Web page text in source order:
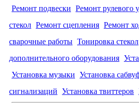
Ремонт подвески Ремонт рулевого
стекол Ремонт сцепления Ремонт
сварочные работы Тонировка стекол
дополнительного оборудования
Установка музыки Установка
сигнализаций Установка твиттеров